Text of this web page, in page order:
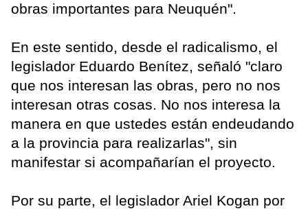
obras importantes para Neuquén".
En este sentido, desde el radicalismo, el
legislador Eduardo Benítez, señaló "claro
que nos interesan las obras, pero no nos
interesan otras cosas. No nos interesa la
manera en que ustedes están endeudando
a la provincia para realizarlas", sin
manifestar si acompañarían el proyecto.
Por su parte, el legislador Ariel Kogan por